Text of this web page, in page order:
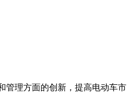
管理方面的创新，提高电动车市